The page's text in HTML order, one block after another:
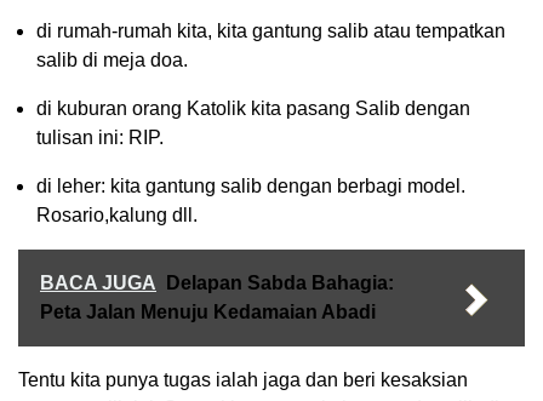
di rumah-rumah kita, kita gantung salib atau tempatkan
salib di meja doa.
di kuburan orang Katolik kita pasang Salib dengan
tulisan ini: RIP.
di leher: kita gantung salib dengan berbagi model.
Rosario,kalung dll.
BACA JUGA
Delapan Sabda Bahagia:
Peta Jalan Menuju Kedamaian Abadi
Tentu kita punya tugas ialah jaga dan beri kesaksian